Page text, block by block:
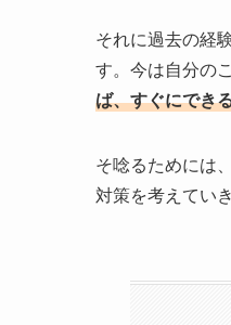
それに過去の経
す。今は自分の
ば、すぐにでき
そ唸るためには
対策を考えてい